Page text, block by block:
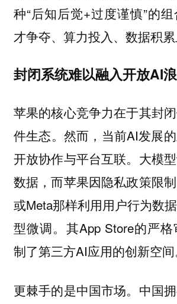
种“后知后觉+过度谨慎”的
才争夺、算力投入、数据积累
封闭系统难以融入开放AI
苹果的核心竞争力在于其封
件生态。然而，当前AI发展
开放协作与平台互联。大模
数据，而苹果因隐私政策限
或Meta那样利用用户行为数
型微调。其App Store的严
制了第三方AI应用的创新空间
更棘手的是中国市场。中国